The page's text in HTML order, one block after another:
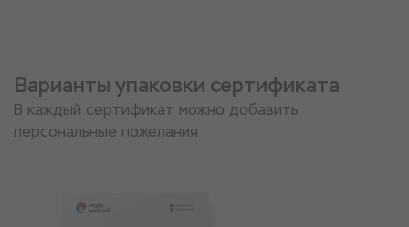
Варианты упаковки сертификата
В каждый сертификат можно добавить
персональные пожелания